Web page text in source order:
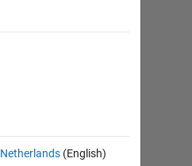
Netherlands (English)